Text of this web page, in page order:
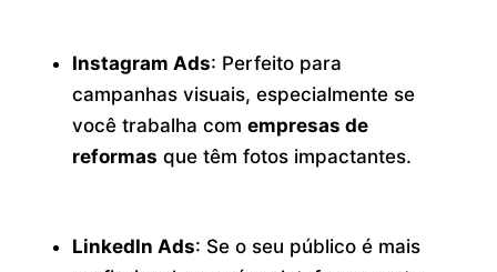
Instagram Ads: Perfeito para
campanhas visuais, especialmente se
você trabalha comempresas de
reformas que têm fotos impactantes.
LinkedIn Ads: Se o seu público é mais